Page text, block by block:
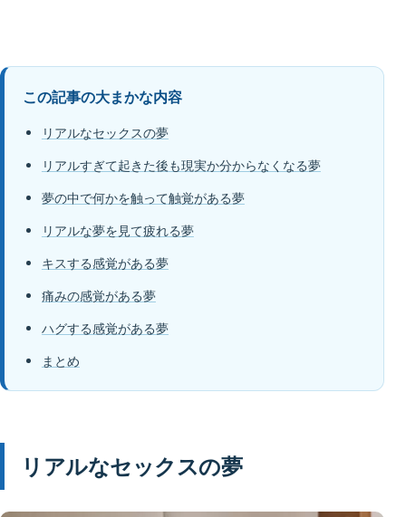
この記事の大まかな内容
リアルなセックスの夢
リアルすぎて起きた後も現実か分からなくなる夢
夢の中で何かを触って触覚がある夢
リアルな夢を見て疲れる夢
キスする感覚がある夢
痛みの感覚がある夢
ハグする感覚がある夢
まとめ
リアルなセックスの夢